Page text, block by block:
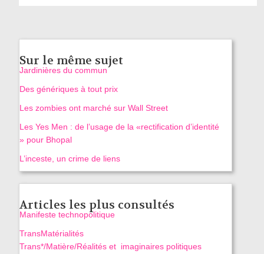
Sur le même sujet
Jardinières du commun
Des génériques à tout prix
Les zombies ont marché sur Wall Street
Les Yes Men : de l’usage de la «rectification d’identité
» pour Bhopal
L’inceste, un crime de liens
Articles les plus consultés
Manifeste technopolitique
TransMatérialités
Trans*/Matière/Réalités et imaginaires politiques